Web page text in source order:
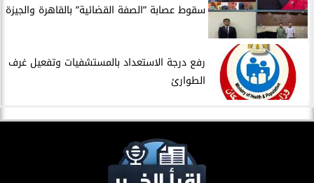
سقوط عصابة ”الصفة القضائية” بالقاهرة والجيزة
​رفع درجة الاستعداد بالمستشفيات وتفعيل غرف
الطوارئ